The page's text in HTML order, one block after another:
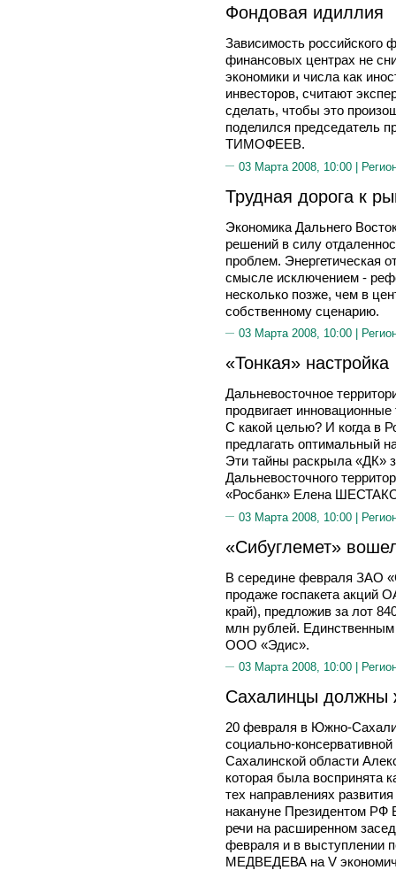
Фондовая идиллия
Зависимость российского
финансовых центрах не
экономики и числа как
инвесторов, считают
сделать, чтобы это
поделился председатель
ТИМОФЕЕВ.
03 Марта 2008, 10:00 |
Трудная дорога к
Экономика Дальнего
решений в силу
проблем. Энергетическая
смысле исключением -
несколько позже, чем в
собственному сценарию.
03 Марта 2008, 10:00 |
«Тонкая» настройка
Дальневосточное
продвигает
С какой целью? И когда в
предлагать оптимальный
Эти тайны раскрыла «ДК»
Дальневосточного
«Росбанк» Елена
03 Марта 2008, 10:00 |
«Сибуглемет»
В середине февраля ЗАО
продаже госпакета акций
край), предложив за лот
млн рублей.
ООО «Эдис».
03 Марта 2008, 10:00 |
Сахалинцы должны
20 февраля в Южно-
социально-
Сахалинской области
которая была воспринята
тех направлениях
накануне Президентом
речи на расширенном
февраля и в выступлении
МЕДВЕДЕВА на V